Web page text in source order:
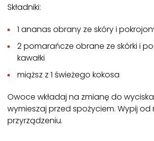
Składniki:
1 ananas obrany ze skóry i
2 pomarańcze obrane ze skórki i
kawałki
miąższ z 1 świeżego kokosa
Owoce wkładaj na zmianę do
wymieszaj przed spożyciem. Wypij od
przyrządzeniu.